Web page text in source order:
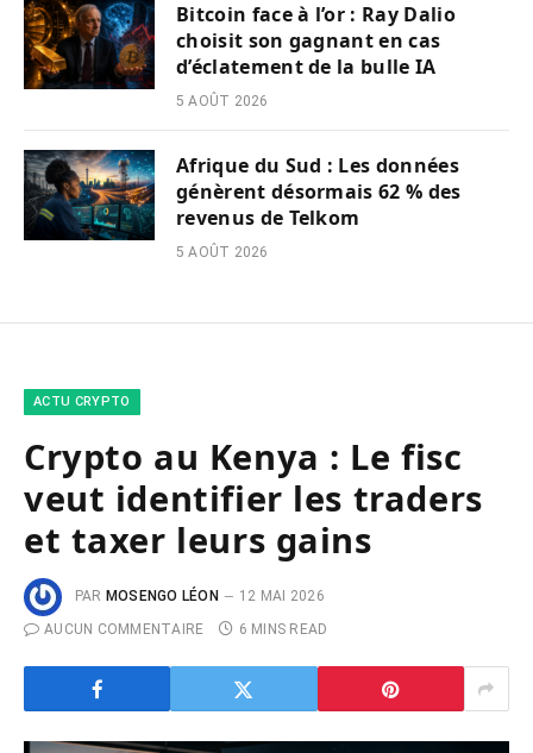
Bitcoin face à l’or : Ray Dalio
choisit son gagnant en cas
d’éclatement de la bulle IA
5 AOÛT 2026
Afrique du Sud : Les données
génèrent désormais 62 % des
revenus de Telkom
5 AOÛT 2026
ACTU CRYPTO
Crypto au Kenya : Le fisc
veut identifier les traders
et taxer leurs gains
PAR MOSENGO LÉON
12 MAI 2026
AUCUN COMMENTAIRE
6 MINS READ